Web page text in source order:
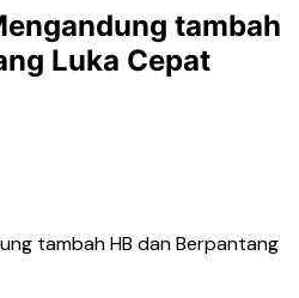
tambah
Luka Cepat